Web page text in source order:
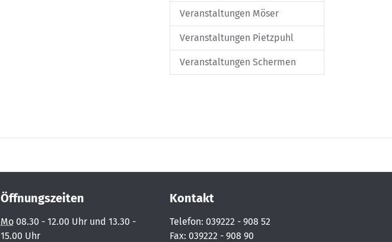
Veranstaltungen Möser
Veranstaltungen Pietzpuhl
Veranstaltungen Schermen
Öffnungszeiten
Mo 08.30 - 12.00 Uhr und 13.30 -
15.00 Uhr
Kontakt
Telefon: 039222 - 908 52
Fax: 039222 - 908 90